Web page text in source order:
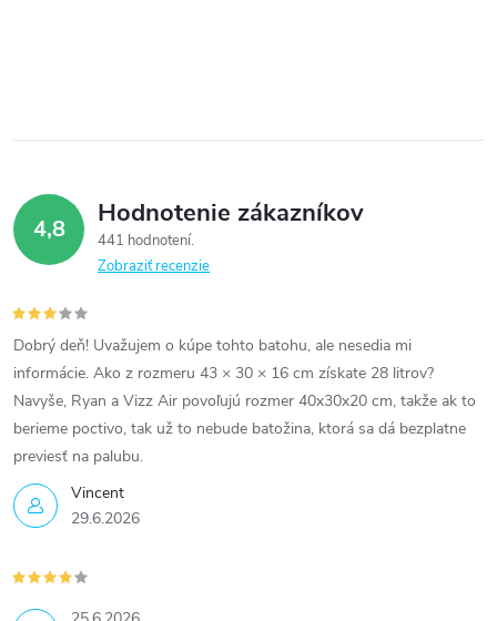
4,8 Hodnotenie zákazníkov
441 hodnotení
Zobraziť recenzie
Vincent
29.6.2026
Dobrý deň! Uvažujem o kúpe tohto batohu, ale nesedia mi
informácie. Ako z rozmeru 43 × 30 × 16 cm získate 28 litrov?
Navyše, Ryan a Vizz Air povoľujú rozmer 40x30x20 cm, takže ak to
berieme poctivo, tak už to nebude batožina, ktorá sa dá bezplatne
previesť na palubu.